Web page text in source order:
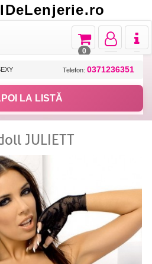
Toggle
Toggle
navigation
Toggle
navigation
0
Telefon: 0371236351
LA LISTĂ
JULIETT